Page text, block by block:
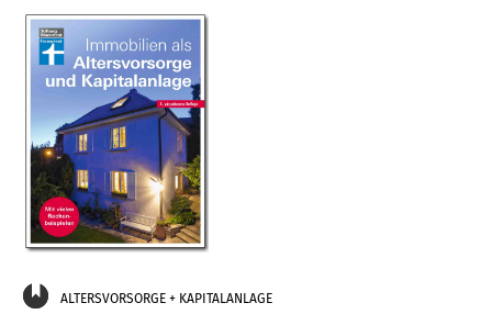
ALTERSVORSORGE + KAPITALANLAGE